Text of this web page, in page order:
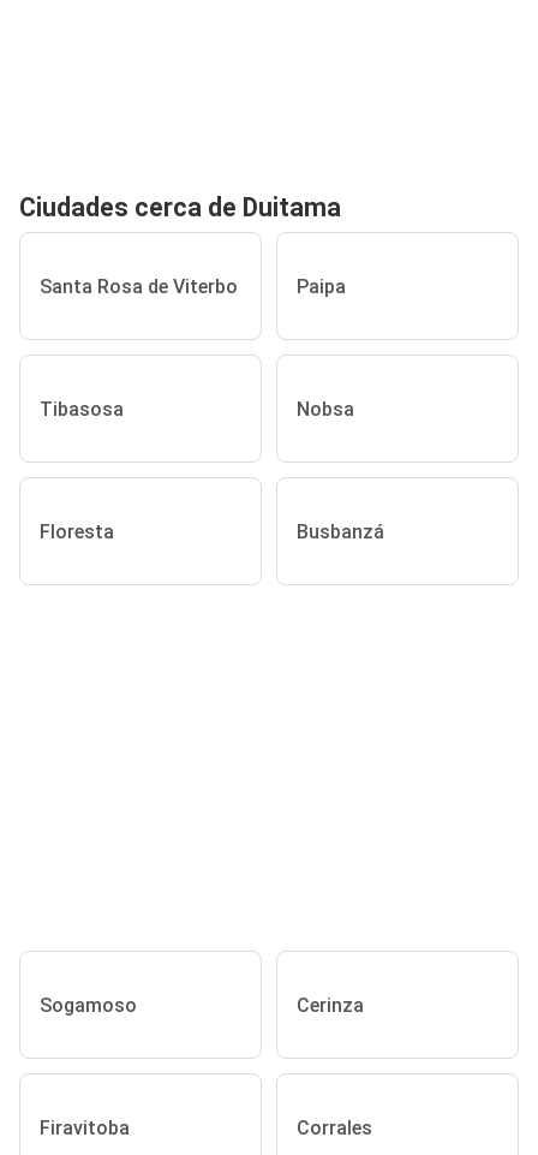
Ciudades cerca de Duitama
Santa Rosa de Viterbo Paipa
Tibasosa Nobsa
Floresta Busbanzá
Sogamoso Cerinza
Firavitoba Corrales